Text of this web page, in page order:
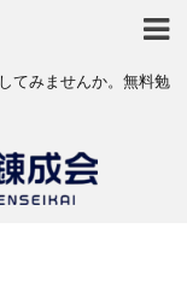
てみませんか。無料勉